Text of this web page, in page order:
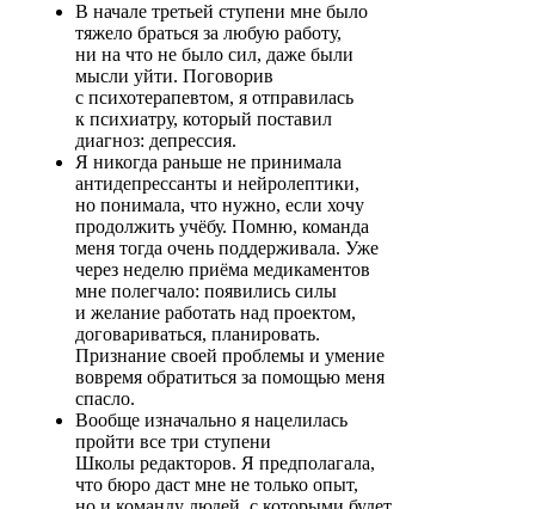
В начале третьей ступени мне было
тяжело браться за любую работу,
ни на что не было сил, даже были
мысли уйти. Поговорив
с психотерапевтом, я отправилась
к психиатру, который поставил
диагноз: депрессия.
Я никогда раньше не принимала
антидепрессанты и нейролептики,
но понимала, что нужно, если хочу
продолжить учёбу. Помню, команда
меня тогда очень поддерживала. Уже
через неделю приёма медикаментов
мне полегчало: появились силы
и желание работать над проектом,
договариваться, планировать.
Признание своей проблемы и умение
вовремя обратиться за помощью меня
спасло.
Вообще изначально я нацелилась
пройти все три ступени
Школы редакторов. Я предполагала,
что бюро даст мне не только опыт,